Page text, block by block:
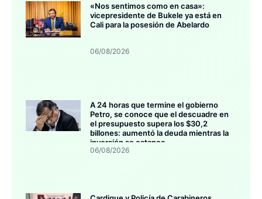
«Nos sentimos como en casa»:
vicepresidente de Bukele ya está en
Cali para la posesión de Abelardo
06/08/2026
A 24 horas que termine el gobierno
Petro, se conoce que el descuadre en
el presupuesto supera los $30,2
billones: aumentó la deuda mientras la
inversión se estanca
06/08/2026